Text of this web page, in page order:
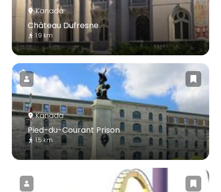
Kanada
Château Dufresne
1.9 km
Kanada
Pied-du-Courant Prison
1.5 km